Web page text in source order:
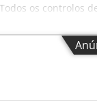
os controlos
a utilizar